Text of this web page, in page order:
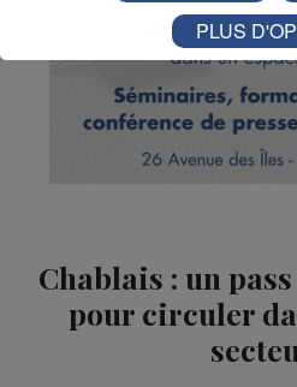
Chablais : un
pour circuler
PLUS